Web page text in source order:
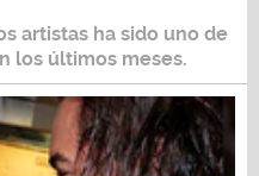
artistas ha sido uno de
los últimos meses.